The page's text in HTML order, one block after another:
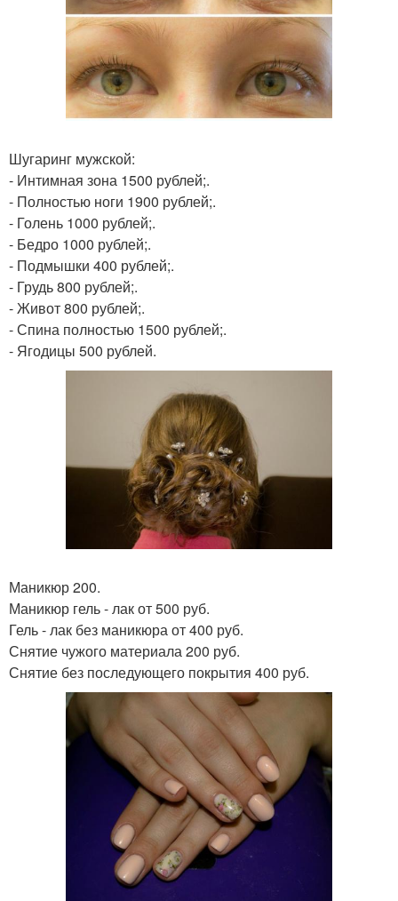
Шугаринг мужской:
- Интимная зона 1500 рублей;.
- Полностью ноги 1900 рублей;.
- Голень 1000 рублей;.
- Бедро 1000 рублей;.
- Подмышки 400 рублей;.
- Грудь 800 рублей;.
- Живот 800 рублей;.
- Спина полностью 1500 рублей;.
- Ягодицы 500 рублей.
Маникюр 200.
Маникюр гель - лак от 500 руб.
Гель - лак без маникюра от 400 руб.
Снятие чужого материала 200 руб.
Снятие без последующего покрытия 400 руб.